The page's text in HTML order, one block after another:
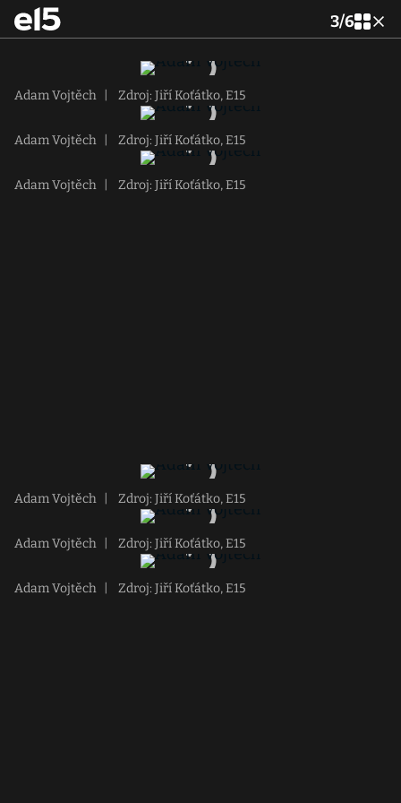
3/6
Adam Vojtěch Zdroj: Jiří Koťátko, E15
Adam Vojtěch Zdroj: Jiří Koťátko, E15
Adam Vojtěch Zdroj: Jiří Koťátko, E15
Adam Vojtěch Zdroj: Jiří Koťátko, E15
Adam Vojtěch Zdroj: Jiří Koťátko, E15
Adam Vojtěch Zdroj: Jiří Koťátko, E15